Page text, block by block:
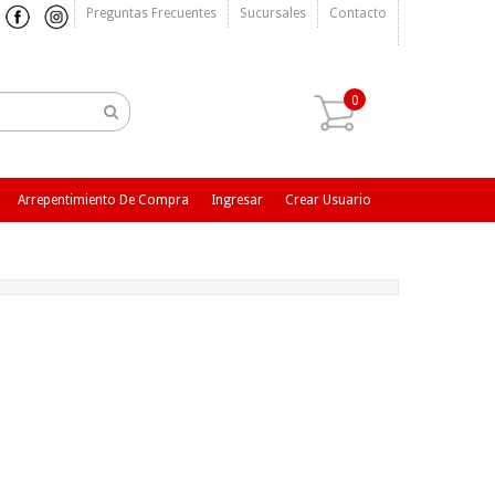
Preguntas Frecuentes Sucursales Contacto
0
Crear Usuario
Ingresar
Arrepentimiento De Compra